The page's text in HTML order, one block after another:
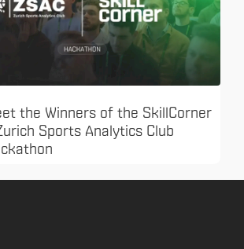
the Winners of the SkillCorner
Sports Analytics Club